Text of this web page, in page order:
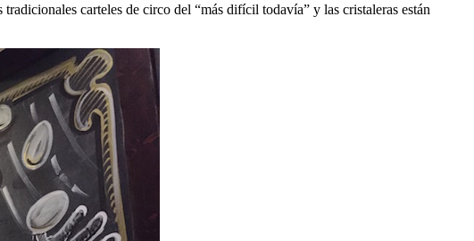
carteles de circo del “más difícil todavía” y las cristaleras están